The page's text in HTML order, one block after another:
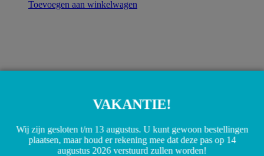
Toevoegen aan winkelwagen
VAKANTIE!
Wij zijn gesloten t/m 13 augustus. U kunt gewoon bestellingen
plaatsen, maar houd er rekening mee dat deze pas op 14
augustus 2026 verstuurd zullen worden!